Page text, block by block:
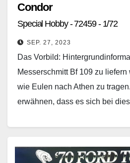
Condor
Special Hobby - 72459 - 1/72
SEP. 27, 2023
Das Vorbild:
Messerschmitt Bf 109 zu
wie Eulen nach Athen zu
erwähnen, dass es sich bei